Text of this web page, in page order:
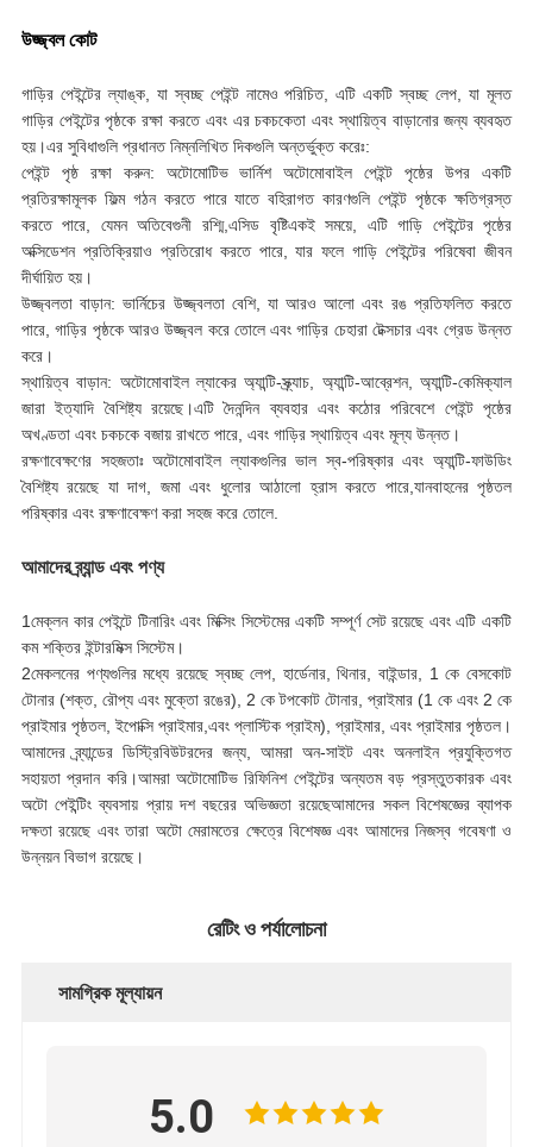
উজ্জ্বল কোট
গাড়ির পেইন্টের ল্যাঙ্ক, যা স্বচ্ছ পেইন্ট নামেও পরিচিত, এটি একটি স্বচ্ছ লেপ, যা মূলত
গাড়ির পেইন্টের পৃষ্ঠকে রক্ষা করতে এবং এর চকচকেতা এবং স্থায়িত্ব বাড়ানোর জন্য ব্যবহৃত
হয়।এর সুবিধাগুলি প্রধানত নিম্নলিখিত দিকগুলি অন্তর্ভুক্ত করেঃ:
পেইন্ট পৃষ্ঠ রক্ষা করুন: অটোমোটিভ ভার্নিশ অটোমোবাইল পেইন্ট পৃষ্ঠের উপর একটি
প্রতিরক্ষামূলক ফিল্ম গঠন করতে পারে যাতে বহিরাগত কারণগুলি পেইন্ট পৃষ্ঠকে ক্ষতিগ্রস্ত
করতে পারে, যেমন অতিবেগুনী রশ্মি,এসিড বৃষ্টিএকই সময়ে, এটি গাড়ি পেইন্টের পৃষ্ঠের
অক্সিডেশন প্রতিক্রিয়াও প্রতিরোধ করতে পারে, যার ফলে গাড়ি পেইন্টের পরিষেবা জীবন
দীর্ঘায়িত হয়।
উজ্জ্বলতা বাড়ান: ভার্নিচের উজ্জ্বলতা বেশি, যা আরও আলো এবং রঙ প্রতিফলিত করতে
পারে, গাড়ির পৃষ্ঠকে আরও উজ্জ্বল করে তোলে এবং গাড়ির চেহারা টেক্সচার এবং গ্রেড উন্নত
করে।
স্থায়িত্ব বাড়ান: অটোমোবাইল ল্যাকের অ্যান্টি-স্ক্র্যাচ, অ্যান্টি-আব্রেশন, অ্যান্টি-কেমিক্যাল
জারা ইত্যাদি বৈশিষ্ট্য রয়েছে।এটি দৈনন্দিন ব্যবহার এবং কঠোর পরিবেশে পেইন্ট পৃষ্ঠের
অখণ্ডতা এবং চকচকে বজায় রাখতে পারে, এবং গাড়ির স্থায়িত্ব এবং মূল্য উন্নত।
রক্ষণাবেক্ষণের সহজতাঃ অটোমোবাইল ল্যাকগুলির ভাল স্ব-পরিষ্কার এবং অ্যান্টি-ফাউডিং
বৈশিষ্ট্য রয়েছে যা দাগ, জমা এবং ধুলোর আঠালো হ্রাস করতে পারে,যানবাহনের পৃষ্ঠতল
পরিষ্কার এবং রক্ষণাবেক্ষণ করা সহজ করে তোলে.
আমাদের ব্র্যান্ড এবং পণ্য
1মেক্লন কার পেইন্টে টিনারিং এবং মিক্সিং সিস্টেমের একটি সম্পূর্ণ সেট রয়েছে এবং এটি একটি
কম শক্তির ইন্টারমিক্স সিস্টেম।
2মেকলনের পণ্যগুলির মধ্যে রয়েছে স্বচ্ছ লেপ, হার্ডেনার, থিনার, বাইন্ডার, 1 কে বেসকোট
টোনার (শক্ত, রৌপ্য এবং মুক্তো রঙের), 2 কে টপকোট টোনার, প্রাইমার (1 কে এবং 2 কে
প্রাইমার পৃষ্ঠতল, ইপোক্সি প্রাইমার,এবং প্লাস্টিক প্রাইম), প্রাইমার, এবং প্রাইমার পৃষ্ঠতল।
আমাদের ব্র্যান্ডের ডিস্ট্রিবিউটরদের জন্য, আমরা অন-সাইট এবং অনলাইন প্রযুক্তিগত
সহায়তা প্রদান করি।আমরা অটোমোটিভ রিফিনিশ পেইন্টের অন্যতম বড় প্রস্তুতকারক এবং
অটো পেইন্টিং ব্যবসায় প্রায় দশ বছরের অভিজ্ঞতা রয়েছেআমাদের সকল বিশেষজ্ঞের ব্যাপক
দক্ষতা রয়েছে এবং তারা অটো মেরামতের ক্ষেত্রে বিশেষজ্ঞ এবং আমাদের নিজস্ব গবেষণা ও
উন্নয়ন বিভাগ রয়েছে।
রেটিং ও পর্যালোচনা
সামগ্রিক মূল্যায়ন
5.0